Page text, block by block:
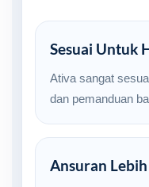
Sesuai Untuk
Ativa sangat
dan pemanduan
Ansuran